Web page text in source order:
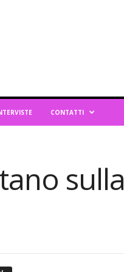
CONTATTI
sulla